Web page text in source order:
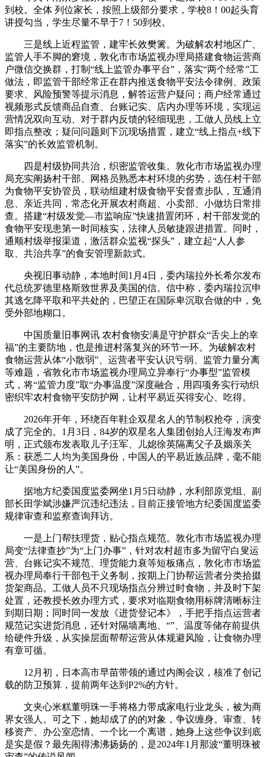
到校。全体 列位家长，按照上级部分要求，学校8！00起头育
讲授勾当，学生尽量不早于7！50到校。
三是线上近程监管，建牢长效樊篱。为破解农村地区广、
监管人手不脚的窘境，敦化市市场监视办理局搭建食物运营商
户微信交换群，打制“线上监管办事平台”，落实“两个经常”工
做法，即监管干部经常正在群内推送食物平安法令律例、政策
要求、风险预警等提示消息，解答运营户疑问；商户经常通过
视频形式反馈商品自查、台账记实、店内办理等环境，实现运
营情况双向互动、对于群内反馈的轻细现患，工做人员线上立
即指点整改；疑问问题则下沉现场措置，建立“线上指点+线下
落实”的长效监管机制。
四是村级协同共治，织密监管收集。敦化市市场监视办理
局充实阐扬村干部、网格员熟悉本村环境的劣势，选任村干部
为食物平安协管员，联动组建村级食物平安督查步队，互通消
息、亲近共同，常态化开展农村商超、小卖部、小做坊日常排
查。搭建“村级发觉—市监响应”快速措置闭环，村干部发觉的
食物平安现患第一时间核实，法律人员敏捷跟进措置。同时，
通顺村级举报渠道，激活群众监视“探头”，建立起“人人参
取、共治共享”的食安管理新款式。
央视旧事动静，本地时间1月4日，委内瑞拉外长希尔发布
代总统罗德里格斯致世界及美国的信。信中称，委内瑞拉沉申
其逃乞降平取和平共处的，巴望正在国际卑沉取合做的中，免
受外部地糊口。
中国质量旧事网讯 农村食物安满是守护群众“舌尖上的幸
福”的主要防地，也是推进村落复兴的环节一环。为破解农村
食物运营从体“小散弱”、运营者平安认识亏弱、监管力量分离
等难题，省敦化市市场监视办理局立异奉行“办事型”监管模
式，将“监管力度”取“办事温度”深度融合，用四项务实行动织
密织牢农村食物平安防护网，让村平易近买得安心、吃得。
2026年开年，环绕百年鞋企双星名人的节制权抢夺，演变
成了完全的。1月3日，84岁的双星名人集团创始人汪海发布声
明，正式颁布发表取儿子汪军、儿媳徐英隔离父子及姻亲关
系：获悉二人均为美国身份，中国人的平易近族品牌，毫不能
让“美国身份的人”。
据地方纪委国度监委网坐1月5日动静，水利部原党组、副
部长田学斌涉嫌严沉违纪违法，目前正接管地方纪委国度监委
规律审查和监察查询拜访。
一是上门帮扶理货，贴心指点规范。敦化市市场监视办理
局变“法律查抄”为“上门办事”，针对农村超市多为留守白叟运
营、台账记实不规范、理货能力衰等短板痛点，敦化市市场监
视办理局奉行干部包干义务制，按期上门协帮运营者分类拾掇
货架商品。工做人员不只现场指点分辨过时食物，并及时下架
处置，还教授长效办理方式，要求对临期食物用标牌清晰标注
到期日期；同时同一发放《进货登记本》，手把手指点运营者
规范记实进货消息，还针对隔墙离地、“”、温度等储存前提供
给硬件升级，从实操层面帮帮运营从体规避风险，让食物办理
有章可循。
12月初，日本高市早苗带领的通过内阁会议，核准了创记
载的防卫预算，提前两年达到P2%的方针。
文夹心米糕董明珠一手将格力带成家电行业龙头，被为商
界女强人。可之下，她却成了的的对象，争议缠身。审查、转
移资产、办公室恋情。一个比一个离谱，她身上这些争议到底
是实是假？最先闹得沸沸扬扬的，是2024年1月那波“董明珠被